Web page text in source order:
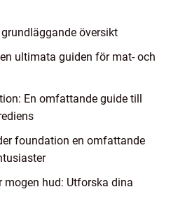
översikt
ultimata guiden för mat- och
En omfattande guide till
foundation en omfattande
hud: Utforska dina